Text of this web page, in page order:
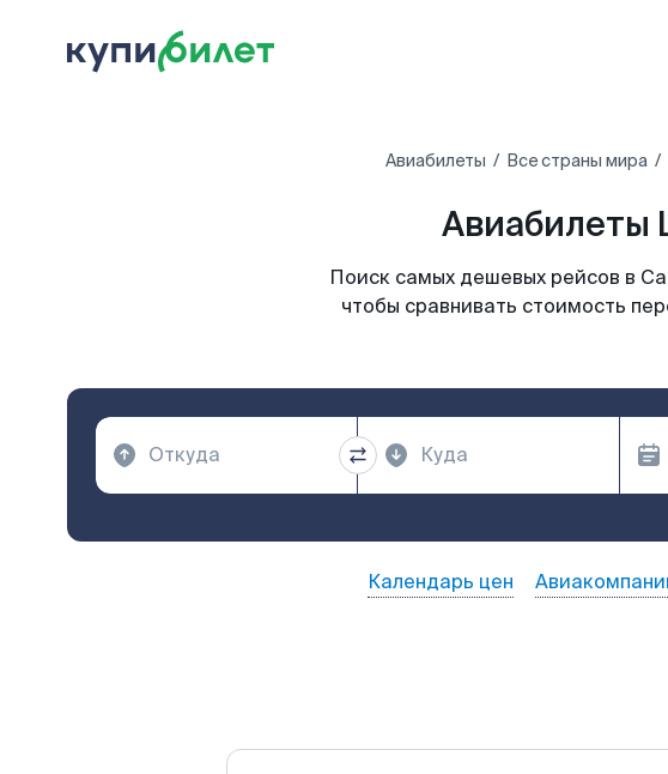
Авиабилеты Все страны мира
Авиабилеты
Поиск самых дешевых рейсов в
чтобы сравнивать стоимость
Календарь цен